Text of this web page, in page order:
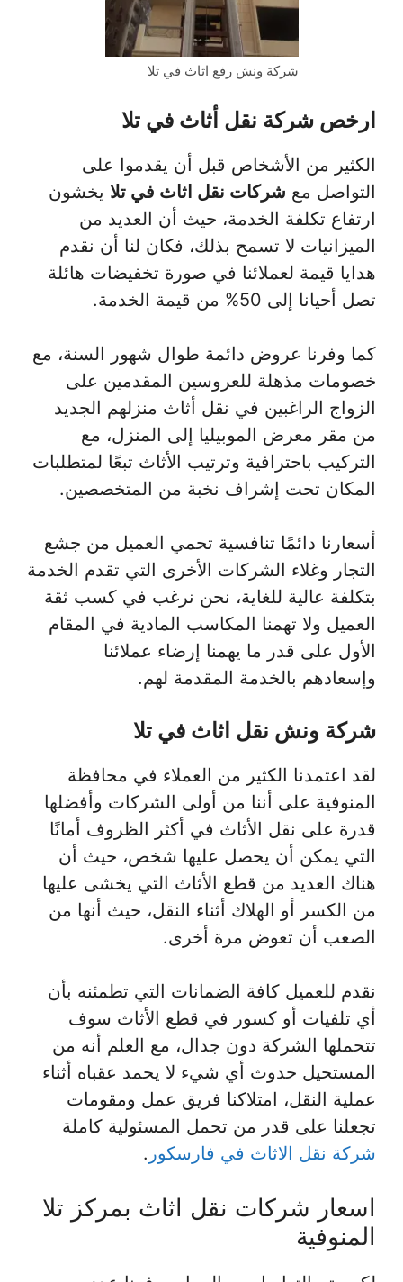
شركة ونش رفع اثاث في تلا
ارخص شركة نقل أثاث في تلا
الكثير من الأشخاص قبل أن يقدموا على
التواصل مع شركات نقل اثاث في تلا يخشون
ارتفاع تكلفة الخدمة، حيث أن العديد من
الميزانيات لا تسمح بذلك، فكان لنا أن نقدم
هدايا قيمة لعملائنا في صورة تخفيضات هائلة
تصل أحيانا إلى 50% من قيمة الخدمة.
كما وفرنا عروض دائمة طوال شهور السنة، مع
خصومات مذهلة للعروسين المقدمين على
الزواج الراغبين في نقل أثاث منزلهم الجديد
من مقر معرض الموبيليا إلى المنزل، مع
التركيب باحترافية وترتيب الأثاث تبعًا لمتطلبات
المكان تحت إشراف نخبة من المتخصصين.
أسعارنا دائمًا تنافسية تحمي العميل من جشع
التجار وغلاء الشركات الأخرى التي تقدم الخدمة
بتكلفة عالية للغاية، نحن نرغب في كسب ثقة
العميل ولا تهمنا المكاسب المادية في المقام
الأول على قدر ما يهمنا إرضاء عملائنا
وإسعادهم بالخدمة المقدمة لهم.
شركة ونش نقل اثاث في تلا
لقد اعتمدنا الكثير من العملاء في محافظة
المنوفية على أننا من أولى الشركات وأفضلها
قدرة على نقل الأثاث في أكثر الظروف أمانًا
التي يمكن أن يحصل عليها شخص، حيث أن
هناك العديد من قطع الأثاث التي يخشى عليها
من الكسر أو الهلاك أثناء النقل، حيث أنها من
الصعب أن تعوض مرة أخرى.
نقدم للعميل كافة الضمانات التي تطمئنه بأن
أي تلفيات أو كسور في قطع الأثاث سوف
تتحملها الشركة دون جدال، مع العلم أنه من
المستحيل حدوث أي شيء لا يحمد عقباه أثناء
عملية النقل، امتلاكنا فريق عمل ومقومات
تجعلنا على قدر من تحمل المسئولية كاملة
شركة نقل الاثاث في فارسكور .
اسعار شركات نقل اثاث بمركز تلا
المنوفية